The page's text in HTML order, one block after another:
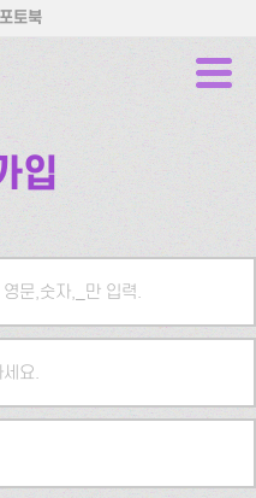
포토북
입
문,숫자,_만 입력.
요.